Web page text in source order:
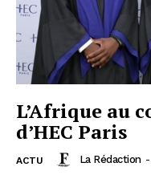
L’Afrique au
d’HEC Paris
ACTU La Rédaction -